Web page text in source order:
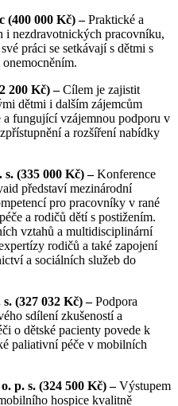
(400 000 Kč) –Praktické a
nezdravotnických pracovníku,
práci se setkávají s dětmi s
200 Kč) –Cílem je zajistit
dětmi i dalším zájemcům
a fungující vzájemnou podporu v
a rozšíření nabídky
s. (335 000 Kč)–Konference
představí mezinárodní
pro pracovníky v rané
a rodičů dětí s postižením.
vztahů a multidisciplinární
rodičů a také zapojení
a sociálních služeb do
(327 032 Kč)–Podpora
sdílení zkušeností a
o dětské pacienty povede k
paliativní péče v mobilních
p. s. (324 500 Kč)–Výstupem
hospice kvalitně